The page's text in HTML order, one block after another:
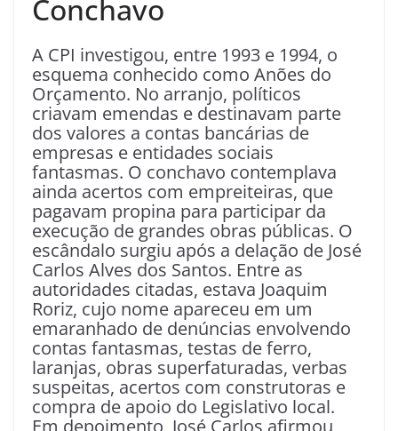
Conchavo
A CPI investigou, entre 1993 e 1994, o
esquema conhecido como Anões do
Orçamento. No arranjo, políticos
criavam emendas e destinavam parte
dos valores a contas bancárias de
empresas e entidades sociais
fantasmas. O conchavo contemplava
ainda acertos com empreiteiras, que
pagavam propina para participar da
execução de grandes obras públicas. O
escândalo surgiu após a delação de José
Carlos Alves dos Santos. Entre as
autoridades citadas, estava Joaquim
Roriz, cujo nome apareceu em um
emaranhado de denúncias envolvendo
contas fantasmas, testas de ferro,
laranjas, obras superfaturadas, verbas
suspeitas, acertos com construtoras e
compra de apoio do Legislativo local.